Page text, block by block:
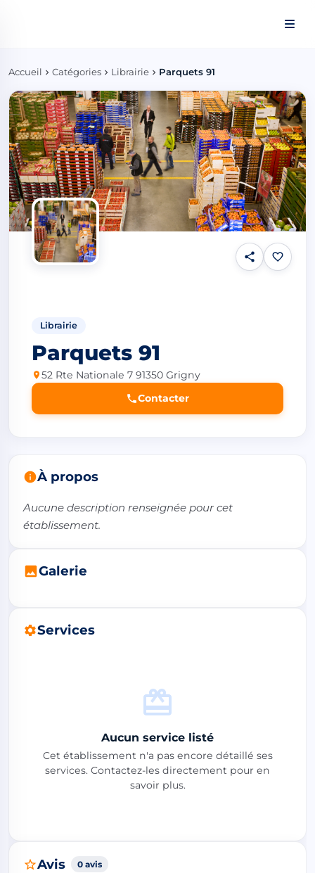
Accueil Catégories Librairie Parquets 91
Librairie
Parquets 91
52 Rte Nationale 7 91350 Grigny
Contacter
À propos
Aucune description renseignée pour cet
établissement.
Galerie
Services
Aucun service listé
Cet établissement n'a pas encore détaillé ses
services. Contactez-les directement pour en
savoir plus.
Avis 0 avis